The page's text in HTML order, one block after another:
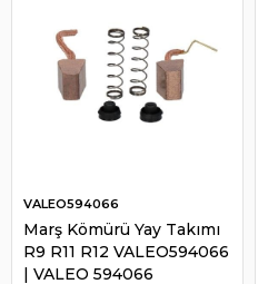
Marş Kömürü Yay Takımı
R9 R11 R12 VALEO594066
| VALEO 594066
VALEO594066